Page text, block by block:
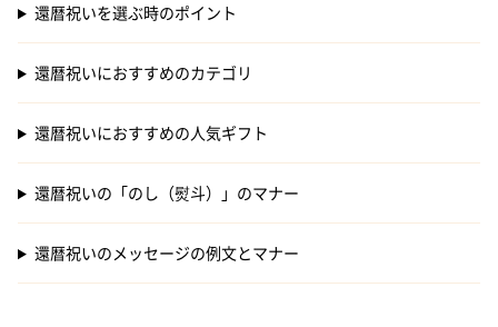
還暦祝いを選ぶ時のポイント
還暦祝いにおすすめのカテゴリ
還暦祝いにおすすめの人気ギフト
還暦祝いの「のし（熨斗）」のマナー
還暦祝いのメッセージの例文とマナー